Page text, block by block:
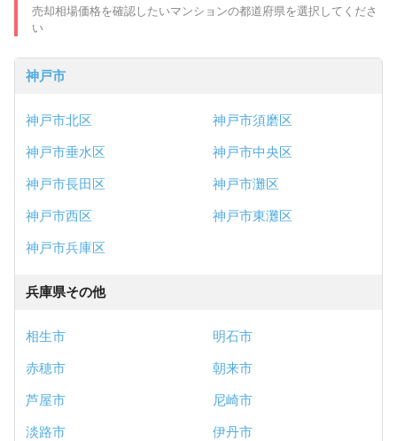
売却相場価格を確認したいマンションの都道府県を選択してくださ
い
神戸市
神戸市北区
神戸市須磨区
神戸市垂水区
神戸市中央区
神戸市長田区
神戸市灘区
神戸市西区
神戸市東灘区
神戸市兵庫区
兵庫県その他
相生市
明石市
赤穂市
朝来市
芦屋市
尼崎市
淡路市
伊丹市